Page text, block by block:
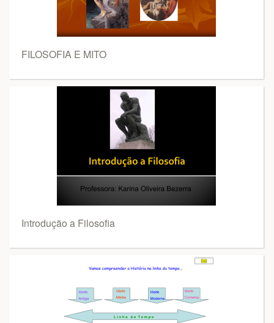
FILOSOFIA E MITO
Introdução a Filosofia